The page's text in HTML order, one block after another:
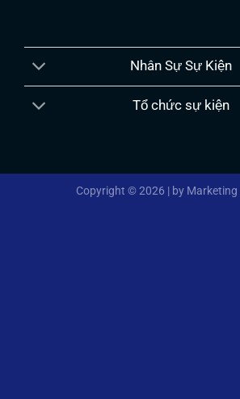
Nhân Sự Sự Kiện
Tổ chức sự kiện
Copyright © 2026 | by Marketing